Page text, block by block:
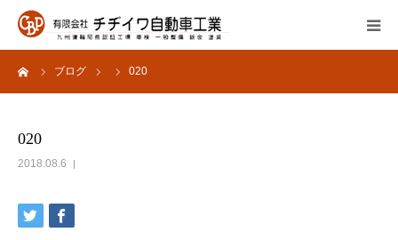
ブログ 020
020
2018.08.6
会社概要
採用情報